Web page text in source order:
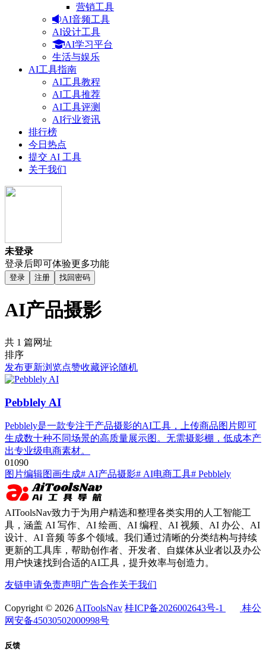
营销工具
AI音频工具
AI设计工具
AI学习平台
生活与娱乐
AI工具指南
AI工具教程
AI工具推荐
AI工具评测
AI行业资讯
排行榜
今日热点
提交 AI 工具
关于我们
未登录
登录后即可体验更多功能
登录 注册 找回密码
AI产品摄影
共 1 篇网址
排序
发布更新浏览点赞收藏评论随机
Pebblely AI
Pebblely是一款专注于产品摄影的AI工具，上传商品图片即可
生成数十种不同场景的高质量展示图。无需摄影棚，低成本产
出专业级电商素材。
01090
图片编辑图画生成# AI产品摄影# AI电商工具# Pebblely
AIToolsNav致力于为用户精选和整理各类实用的人工智能工
具，涵盖 AI 写作、AI 绘画、AI 编程、AI 视频、AI 办公、AI
设计、AI 音频 等多个领域。我们通过清晰的分类结构与持续
更新的工具库，帮助创作者、开发者、自媒体从业者以及办公
用户快速找到合适的AI工具，提升效率与创造力。
友链申请免责声明 广告合作关于我们
Copyright © 2026 AIToolsNav 桂ICP备2026002643号-1
桂公
网安备45030502000998号
反馈